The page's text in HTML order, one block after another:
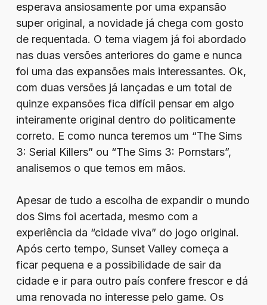
esperava ansiosamente por uma expansão
super original, a novidade já chega com gosto
de requentada. O tema viagem já foi abordado
nas duas versões anteriores do game e nunca
foi uma das expansões mais interessantes. Ok,
com duas versões já lançadas e um total de
quinze expansões fica difícil pensar em algo
inteiramente original dentro do politicamente
correto. E como nunca teremos um “The Sims
3: Serial Killers” ou “The Sims 3: Pornstars”,
analisemos o que temos em mãos.
Apesar de tudo a escolha de expandir o mundo
dos Sims foi acertada, mesmo com a
experiência da “cidade viva” do jogo original.
Após certo tempo, Sunset Valley começa a
ficar pequena e a possibilidade de sair da
cidade e ir para outro país confere frescor e dá
uma renovada no interesse pelo game. Os